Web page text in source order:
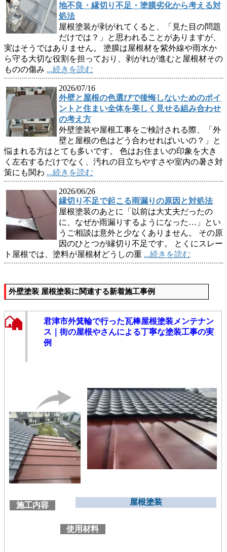
地不良・縁切り不足・塗膜劣化から考える対
処法
屋根塗装が剥がれてくると、「見た目の問題
だけでは？」と思われることがありますが、
実はそうではありません。 塗膜は屋根材を紫外線や雨水か
ら守る大切な役割を担っており、剥がれが進むと屋根材その
ものの傷み ...続きを読む
2026/07/16
外壁と屋根の色選びで後悔しないためのポイ
ントと住まい全体を美しく見せる組み合わせ
の考え方
外壁塗装や屋根工事をご検討される際、「外
壁と屋根の色はどう合わせればいいの？」と
悩まれる方はとても多いです。 色はお住まいの印象を大き
く左右するだけでなく、汚れの目立ちやすさや室内の暑さ対
策にも関わ ...続きを読む
2026/06/26
縁切り不足で起こる雨漏りの原因と対処法
屋根塗装のあとに「以前は大丈夫だったの
に、なぜか雨漏りするようになった…」とい
うご相談は意外と少なくありません。 その原
因のひとつが縁切り不足です。 とくにスレー
ト屋根では、塗料が屋根材どうしの重 ...続きを読む
外壁塗装 屋根塗装に関連する新着施工事例
君津市外箕輪で行った瓦棒屋根塗装メンテナン
ス｜街の屋根やさんによる丁寧な塗装工事の実
例
施工内容 屋根塗装
使用材料